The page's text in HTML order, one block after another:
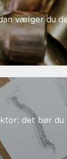
det bør du